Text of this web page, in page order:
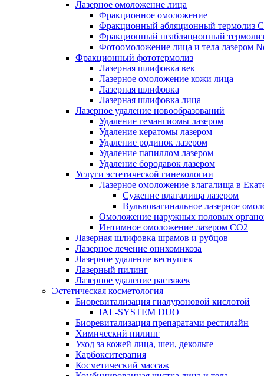
Лазерное омоложение лица
Фракционное омоложение
Фракционный абляционный термолиз
Фракционный неабляционный
Фотоомоложение лица и тела лазером
Фракционный фототермолиз
Лазерная шлифовка век
Лазерное омоложение кожи лица
Лазерная шлифовка
Лазерная шлифовка лица
Лазерное удаление новообразований
Удаление гемангиомы лазером
Удаление кератомы лазером
Удаление родинок лазером
Удаление папиллом лазером
Удаление бородавок лазером
Услуги эстетической гинекологии
Лазерное омоложение влагалища в
Cужение влагалища лазером
Вульвовагинальное лазерное
Омоложение наружных половых
Интимное омоложение лазером СО2
Лазерная шлифовка шрамов и рубцов
Лазерное лечение онихомикоза
Лазерное удаление веснушек
Лазерный пилинг
Лазерное удаление растяжек
Эстетическая косметология
Биоревитализация гиалуроновой кислотой
IAL-SYSTEM DUO
Биоревитализация препаратами рестилайн
Химический пилинг
Уход за кожей лица, шеи, декольте
Карбокситерапия
Косметический массаж